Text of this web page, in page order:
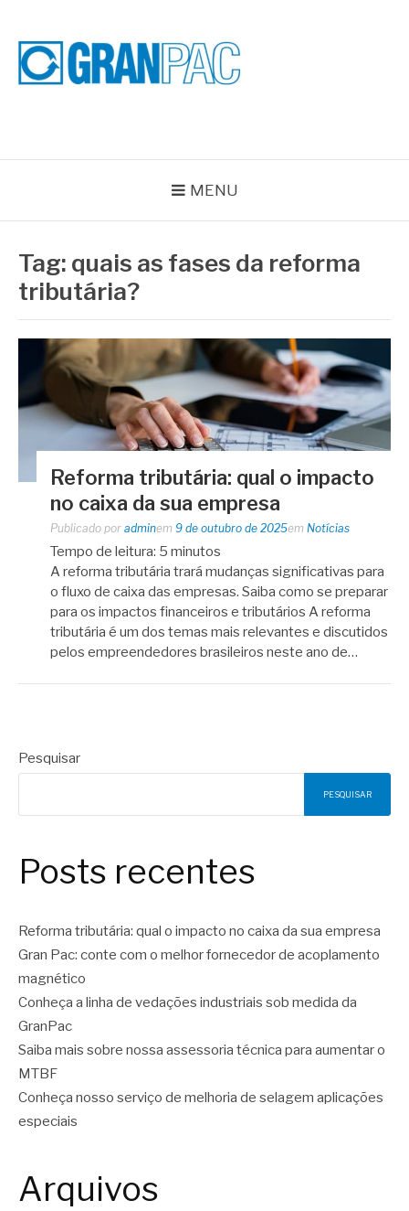
conteúdo
MENU
Tag: quais as fases da reforma
tributária?
Reforma tributária: qual o impacto
no caixa da sua empresa
Publicado por adminem 9 de outubro de 2025em Notícias
Tempo de leitura: 5 minutos
A reforma tributária trará mudanças significativas para
o fluxo de caixa das empresas. Saiba como se preparar
para os impactos financeiros e tributários A reforma
tributária é um dos temas mais relevantes e discutidos
pelos empreendedores brasileiros neste ano de…
Pesquisar
PESQUISAR
Posts recentes
Reforma tributária: qual o impacto no caixa da sua empresa
Gran Pac: conte com o melhor fornecedor de acoplamento
magnético
Conheça a linha de vedações industriais sob medida da
GranPac
Saiba mais sobre nossa assessoria técnica para aumentar o
MTBF
Conheça nosso serviço de melhoria de selagem aplicações
especiais
Arquivos